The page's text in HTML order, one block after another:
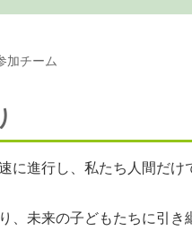
加チーム
に進行し、私たち人間だけ
、未来の子どもたちに引き